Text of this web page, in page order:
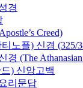
경
Creed)
노플) 신경 (325/
경 (The
) 신앙고백
리문답